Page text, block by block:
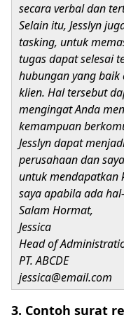
secara verbal dan
Selain itu, Jesslyn
tasking, untuk
tugas dapat selesai
hubungan yang baik
klien. Hal tersebut
mengingat Anda
kemampuan
Jesslyn dapat
perusahaan dan
untuk mendapatkan
saya apabila ada
Salam Hormat,
Jessica
Head of
PT. ABCDE
jessica@email.com
3. Contoh surat